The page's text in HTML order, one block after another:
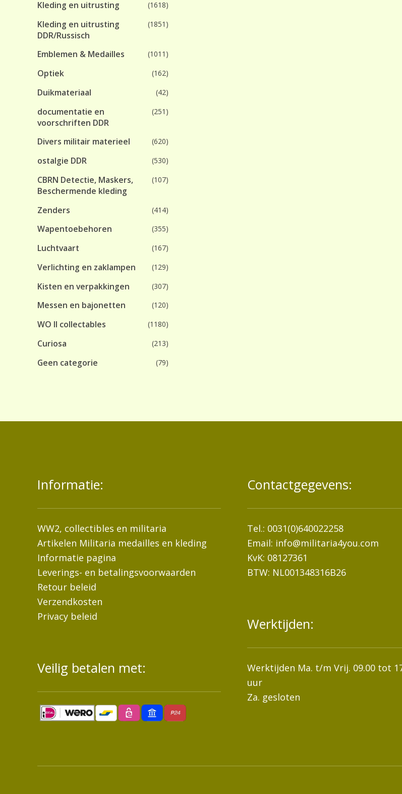
Kleding en uitrusting (1618)
Kleding en uitrusting
DDR/Russisch
(1851)
Emblemen & Medailles (1011)
Optiek (162)
Duikmateriaal (42)
documentatie en
voorschriften DDR
(251)
Divers militair materieel (620)
ostalgie DDR (530)
CBRN Detectie, Maskers,
Beschermende kleding
(107)
Zenders (414)
Wapentoebehoren (355)
Luchtvaart (167)
Verlichting en zaklampen (129)
Kisten en verpakkingen (307)
Messen en bajonetten (120)
WO II collectables (1180)
Curiosa (213)
Geen categorie (79)
Informatie:
WW2, collectibles en militaria
Artikelen Militaria medailles en kleding
Informatie pagina
Leverings- en betalingsvoorwaarden
Retour beleid
Verzendkosten
Privacy beleid
Veilig betalen met:
Contactgegevens:
Tel.: 0031(0)640022258
Email: info@militaria4you.com
KvK: 08127361
BTW: NL001348316B26
Werktijden:
Werktijden Ma. t/m Vrij. 09.00 tot
uur
Za. gesloten